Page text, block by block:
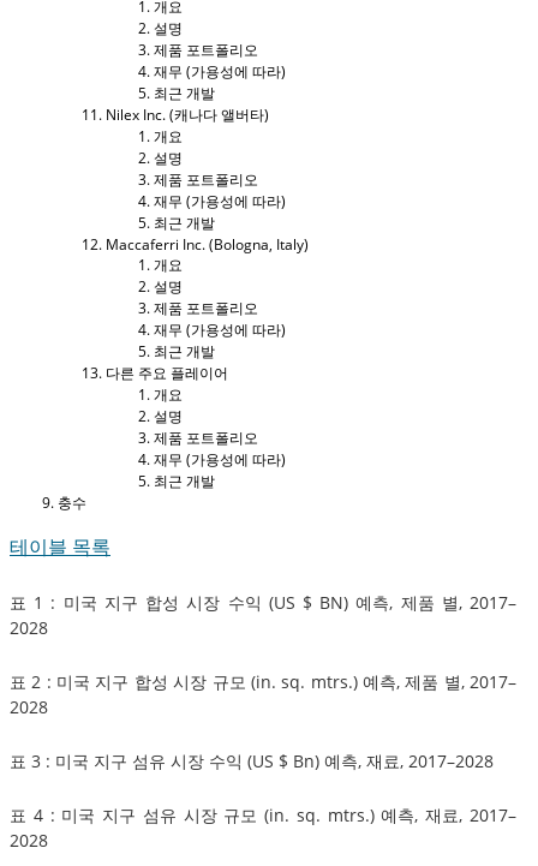
개요
설명
제품 포트폴리오
재무 (가용성에 따라)
최근 개발
Nilex Inc. (캐나다 앨버타)
개요
설명
제품 포트폴리오
재무 (가용성에 따라)
최근 개발
Maccaferri Inc. (Bologna, Italy)
개요
설명
제품 포트폴리오
재무 (가용성에 따라)
최근 개발
다른 주요 플레이어
개요
설명
제품 포트폴리오
재무 (가용성에 따라)
최근 개발
충수
테이블 목록
표 1 : 미국 지구 합성 시장 수익 (US $ BN) 예측, 제품 별, 2017–
2028
표 2 : 미국 지구 합성 시장 규모 (in. sq. mtrs.) 예측, 제품 별, 2017–
2028
표 3 : 미국 지구 섬유 시장 수익 (US $ Bn) 예측, 재료, 2017–2028
표 4 : 미국 지구 섬유 시장 규모 (in. sq. mtrs.) 예측, 재료, 2017–
2028